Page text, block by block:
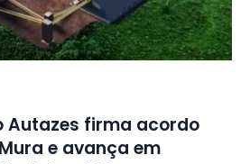
Autazes firma acordo
e avança em